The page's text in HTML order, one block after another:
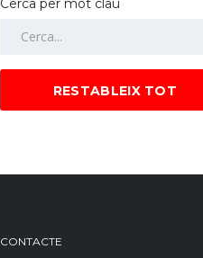
Cerca per mot clau
RESTABLEIX TOT
CONTACTE